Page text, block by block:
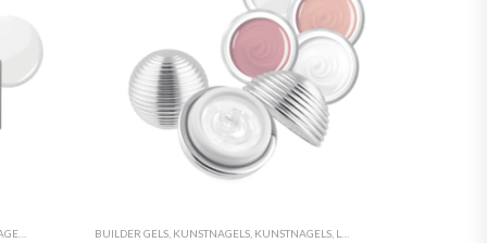
,VOETVERZORGING
OPBOUW ,SUPER GEL,UV GELS PREMIUM,UV-GEL HIGHLIGHTS
BUILDER GELS, KUNSTNAGELS, KUNSTNAGELS, LCN